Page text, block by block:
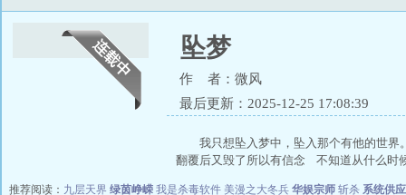
坠梦
作 者：微风
最后更新：2025-12-25 17:08:39
我只想坠入梦中，坠入那个有他的世
翻覆后又毁了所以有信念 不知道从什么时
推荐阅读： 九层天界 绿茵峥嵘 我是杀毒软件 美漫之大冬兵 华娱宗师 斩杀 系统供